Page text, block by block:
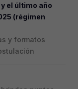
el último año
(régimen
y formatos